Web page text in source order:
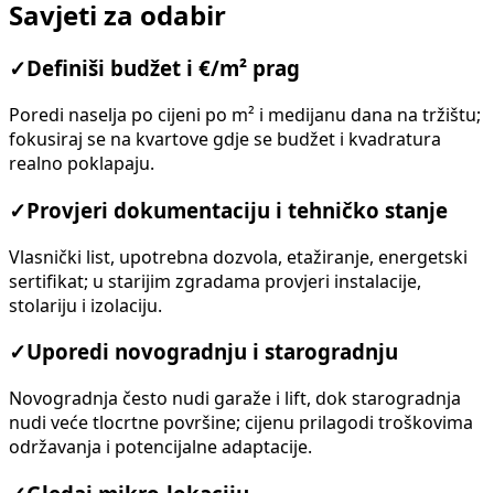
Savjeti za odabir
✓ Definiši budžet i €/m² prag
Poredi naselja po cijeni po m² i medijanu dana na tržištu;
fokusiraj se na kvartove gdje se budžet i kvadratura
realno poklapaju.
✓ Provjeri dokumentaciju i tehničko stanje
Vlasnički list, upotrebna dozvola, etažiranje, energetski
sertifikat; u starijim zgradama provjeri instalacije,
stolariju i izolaciju.
✓Uporedi novogradnju i starogradnju
Novogradnja često nudi garaže i lift, dok starogradnja
nudi veće tlocrtne površine; cijenu prilagodi troškovima
održavanja i potencijalne adaptacije.